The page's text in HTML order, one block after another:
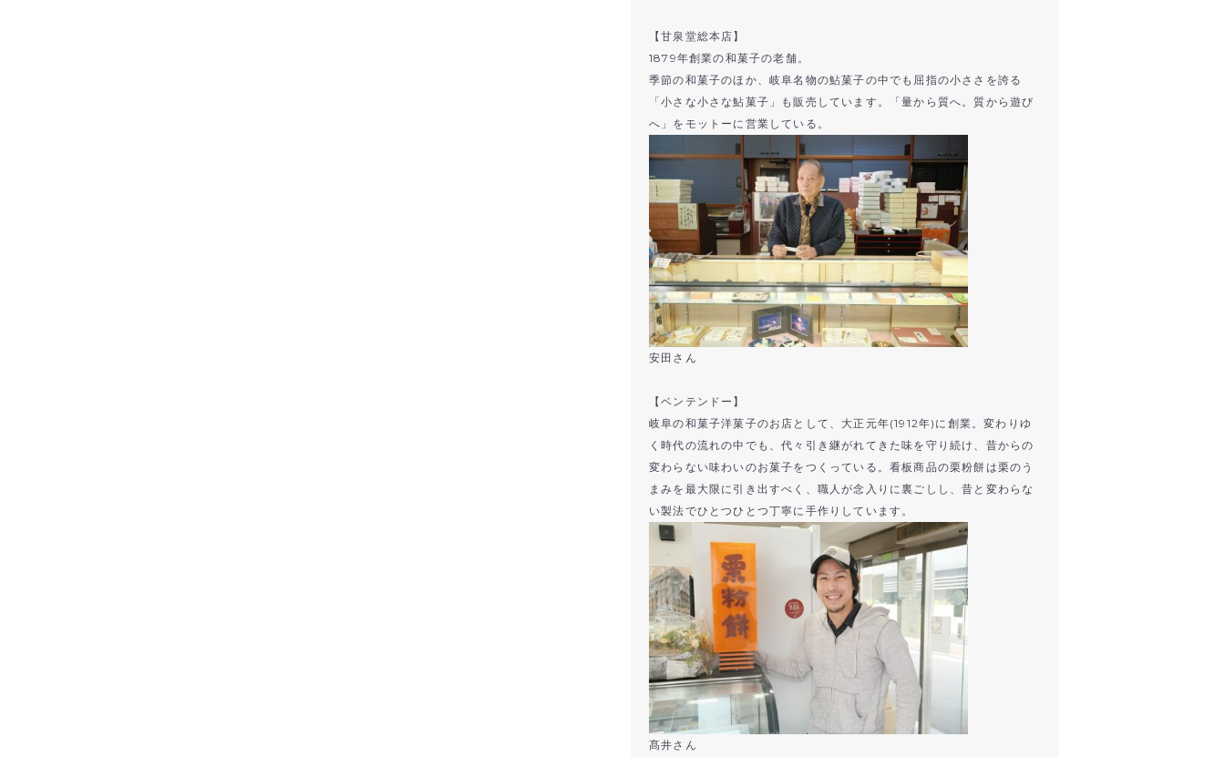
【甘泉堂総本店】
1879年創業の和菓子の老舗。
季節の和菓子のほか、岐阜名物の鮎菓子の中でも屈指の小ささを誇る
「小さな小さな鮎菓子」も販売しています。「量から質へ。質から遊び
へ」をモットーに営業している。
安田さん
【ベンテンドー】
岐阜の和菓子洋菓子のお店として、大正元年(1912年)に創業。変わりゆ
く時代の流れの中でも、代々引き継がれてきた味を守り続け、昔からの
変わらない味わいのお菓子をつくっている。看板商品の栗粉餅は栗のう
まみを最大限に引き出すべく、職人が念入りに裏ごしし、昔と変わらな
い製法でひとつひとつ丁寧に手作りしています。
髙井さん